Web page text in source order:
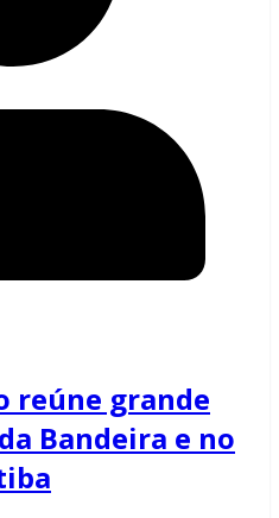
reúne grande
Bandeira e no